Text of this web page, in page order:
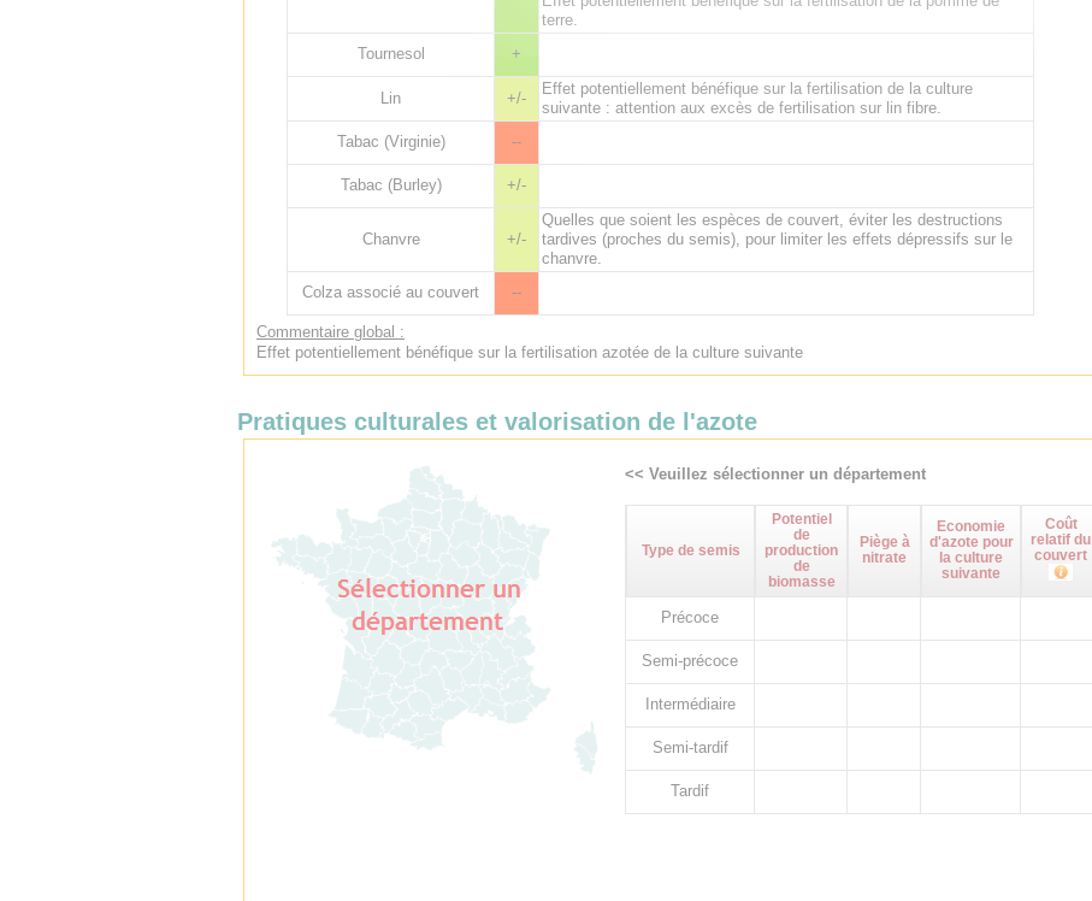
terre.
Tournesol
+
Lin +/-
Effet potentiellement bénéfique sur la fertilisation de la culture
suivante : attention aux excès de fertilisation sur lin fibre.
Tabac (Virginie)
--
Tabac (Burley) +/-
Chanvre +/-
Quelles que soient les espèces de couvert, éviter les destructions
tardives (proches du semis), pour limiter les effets dépressifs sur le
chanvre.
Colza associé au couvert
--
Commentaire global :
Effet potentiellement bénéfique sur la fertilisation azotée de la culture suivante
Pratiques culturales et valorisation de l'azote
<< Veuillez sélectionner un département
Type de semis
Potentiel
de
production
de
biomasse
Piège à
nitrate
Economie
d'azote pour
la culture
suivante
Coût
relatif du
couvert
Précoce
Semi-précoce
Intermédiaire
Semi-tardif
Tardif